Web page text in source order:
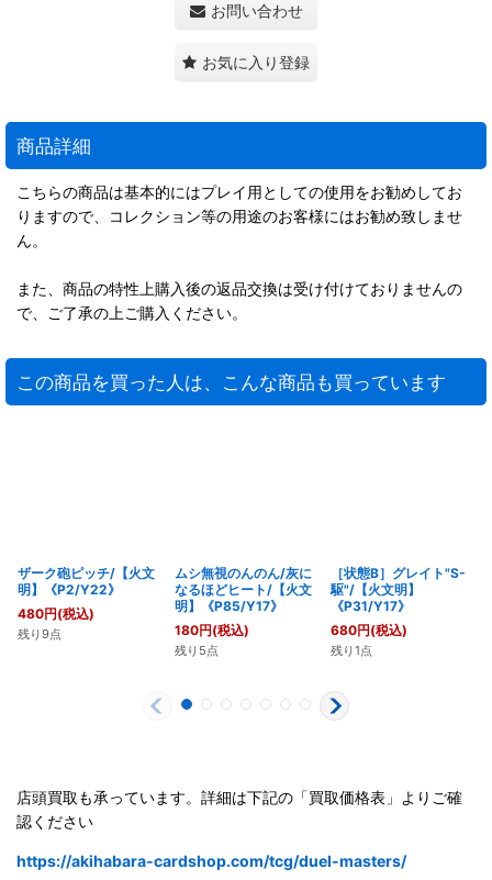
お問い合わせ
お気に入り登録
商品詳細
こちらの商品は基本的にはプレイ用としての使用をお勧めしてお
りますので、コレクション等の用途のお客様にはお勧め致しませ
ん。
また、商品の特性上購入後の返品交換は受け付けておりませんの
で、ご了承の上ご購入ください。
この商品を買った人は、こんな商品も買っています
ザーク砲ピッチ/【火文
明】《P2/Y22》
480円(税込)
残り9点
ムシ無視のんのん/灰に
なるほどヒート/【火文
明】《P85/Y17》
180円(税込)
残り5点
［状態B］グレイト"S-
駆"/【火文明】
《P31/Y17》
680円(税込)
残り1点
店頭買取も承っています。詳細は下記の「買取価格表」よりご確
認ください
https://akihabara-cardshop.com/tcg/duel-masters/